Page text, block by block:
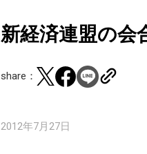
新経済連盟の
share：
2012年7月27日